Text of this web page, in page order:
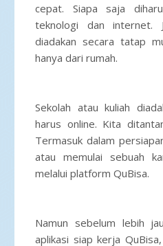
cepat. Siapa saja
teknologi dan internet.
diadakan secara tatap
hanya dari rumah.
Sekolah atau kuliah
harus online. Kita
Termasuk dalam
atau memulai sebuah
melalui platform QuBisa.
Namun sebelum lebih
aplikasi siap kerja